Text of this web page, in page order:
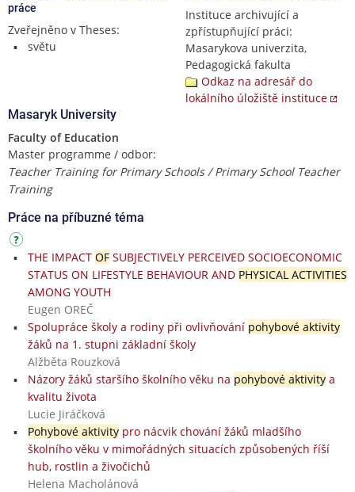
práce
Zveřejněno v Theses:
světu
Instituce archivující a
zpřístupňující práci:
Masarykova univerzita,
Pedagogická fakulta
Odkaz na adresář do
lokálního úložiště instituce
Masaryk University
Faculty of Education
Master programme / odbor:
Teacher Training for Primary Schools / Primary School Teacher
Training
Práce na příbuzné téma
THE IMPACT OFSUBJECTIVELY PERCEIVED SOCIOECONOMIC
STATUS ON LIFESTYLE BEHAVIOUR AND PHYSICAL ACTIVITIES
AMONG YOUTH
Eugen OREČ
Spolupráce školy a rodiny při ovlivňování pohybové aktivity
žáků na 1. stupni základní školy
Alžběta Rouzková
Názory žáků staršího školního věku na pohybové aktivitya
kvalitu života
Lucie Jiráčková
Pohybové aktivitypro nácvik chování žáků mladšího
školního věku v mimořádných situacích způsobených říší
hub, rostlin a živočichů
Helena Macholánová